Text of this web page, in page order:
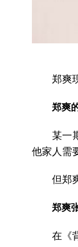
郑爽现
郑爽
某一期
他家人需
但郑爽
郑爽
在《背